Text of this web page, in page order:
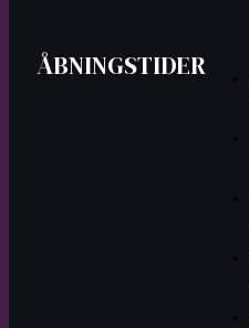
ÅBNINGSTIDER